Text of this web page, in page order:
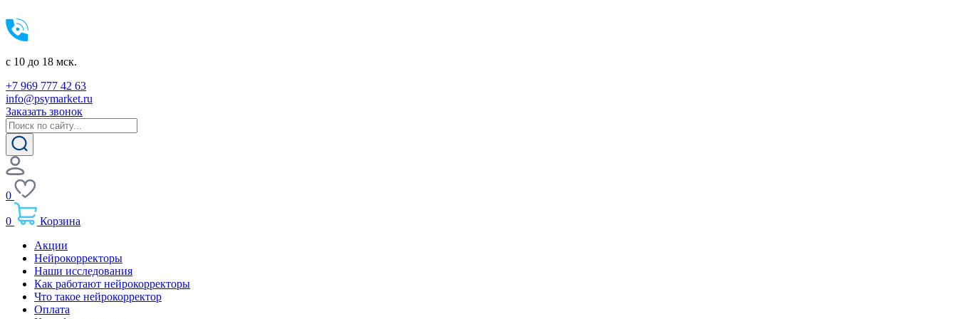
c 10 до 18 мск.
+7 969 777 42 63
info@psymarket.ru
Заказать звонок
0
0
Корзина
Акции
Нейрокорректоры
Наши исследования
Как работают нейрокорректоры
Что такое нейрокорректор
Оплата